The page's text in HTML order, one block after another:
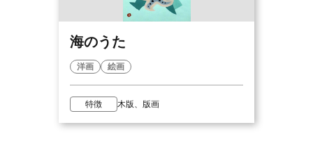
海のうた
洋画 絵画
特徴 木版、版画